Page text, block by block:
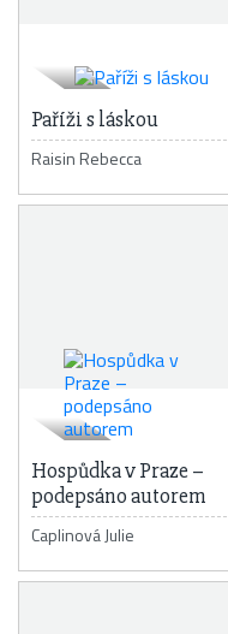
Paříži s láskou
Raisin Rebecca
Hospůdka v Praze –
podepsáno autorem
Caplinová Julie